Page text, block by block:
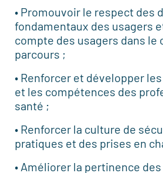
• Promouvoir le respect des
fondamentaux des usagers
compte des usagers dans le
parcours ;
• Renforcer et développer
et les compétences des
santé ;
• Renforcer la culture de
pratiques et des prises en
• Améliorer la pertinence